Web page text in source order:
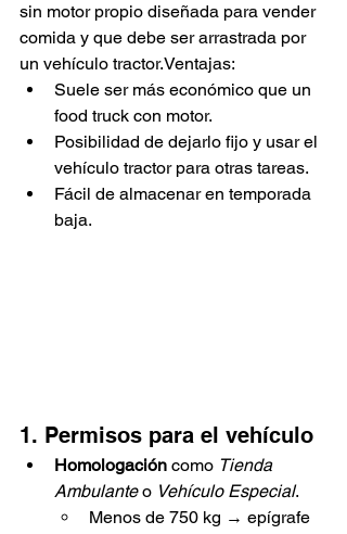
sin motor propio diseñada para vender
comida y que debe ser arrastrada por
un vehículo tractor.Ventajas:
Suele ser más económico que un
food truck con motor.
Posibilidad de dejarlo fijo y usar el
vehículo tractor para otras tareas.
Fácil de almacenar en temporada
baja.
1. Permisos para el vehículo
Homologación como Tienda
Ambulante o Vehículo Especial.
Menos de 750 kg → epígrafe